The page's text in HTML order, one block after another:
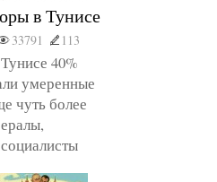
в Тунисе
33791 113
40%
умеренные
чуть более